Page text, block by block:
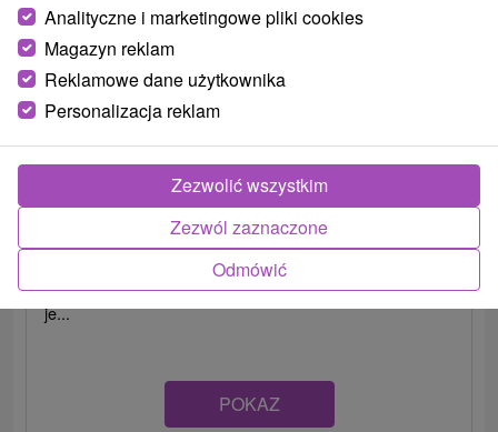
Chata u Gazdu Vitanová
Vitanová
Chata v rekreačnej oblasti Oravice ponúka komfortné
ubytovanie a relax vo vírivke alebo saune. Oddýchnuť si
je...
POKAZ
Analityczne i marketingowe pliki cookies
Magazyn reklam
Reklamowe dane użytkownika
Personalizacja reklam
Odmówić
Zezwól zaznaczone
Zezwolić wszystkim